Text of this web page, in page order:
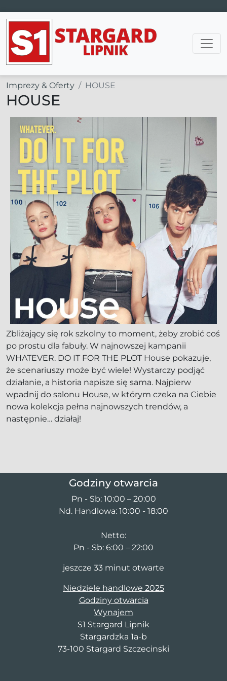
Main Navigation
Imprezy & Oferty HOUSE
HOUSE
Zbliżający się rok szkolny to moment, żeby zrobić coś
po prostu dla fabuły. W najnowszej kampanii
WHATEVER. DO IT FOR THE PLOT House pokazuje,
że scenariuszy może być wiele! Wystarczy podjąć
działanie, a historia napisze się sama. Najpierw
wpadnij do salonu House, w którym czeka na Ciebie
nowa kolekcja pełna najnowszych trendów, a
następnie… działaj!
Godziny otwarcia
Pn - Sb: 10:00 – 20:00
Nd. Handlowa: 10:00 - 18:00
Netto:
Pn - Sb: 6:00 – 22:00
jeszcze 33 minut otwarte
Niedziele handlowe 2025
Godziny otwarcia
Wynajem
S1 Stargard Lipnik
Stargardzka 1a-b
73-100 Stargard Szczecinski